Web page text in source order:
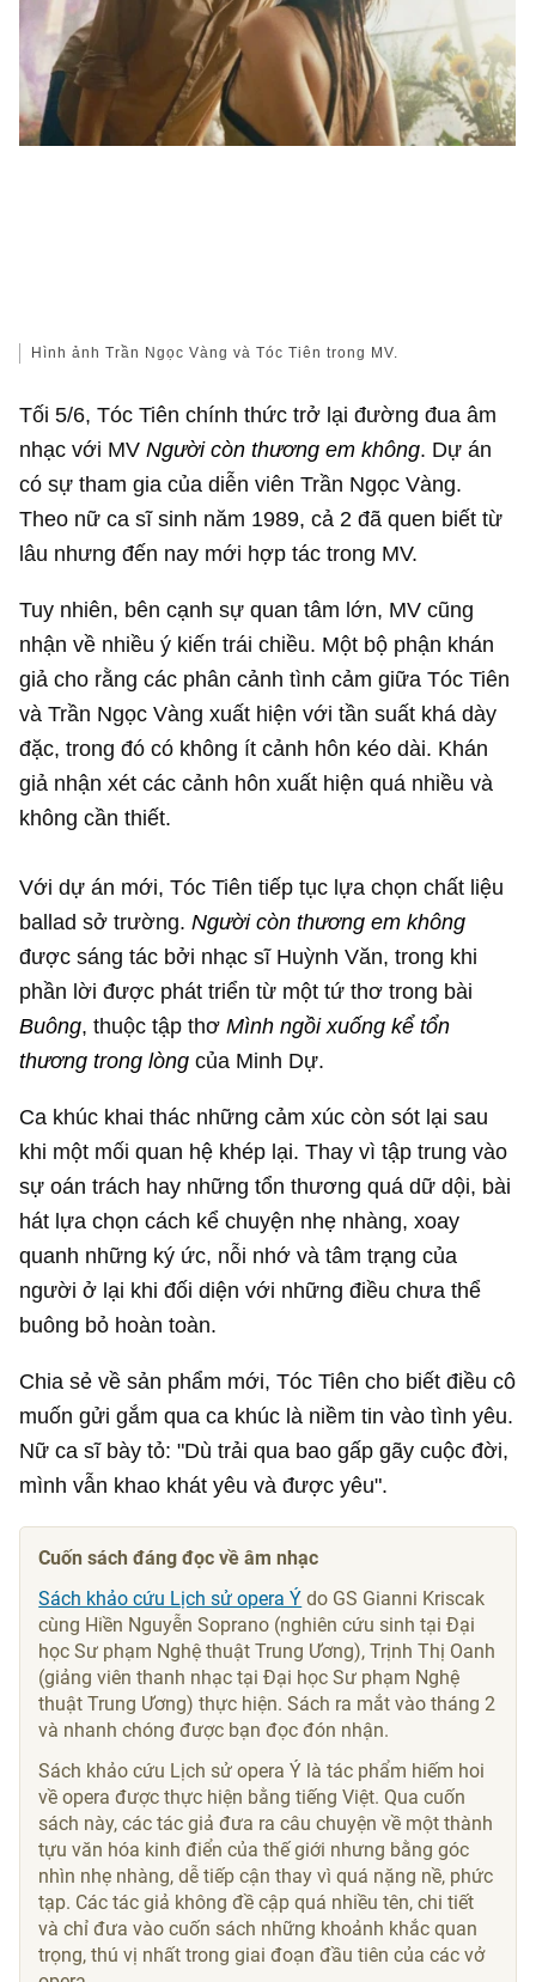
Hình ảnh Trần Ngọc Vàng và Tóc Tiên trong MV.
Tối 5/6, Tóc Tiên chính thức trở lại đường đua âm
nhạc với MVNgười còn thương em không. Dự án
có sự tham gia của diễn viên Trần Ngọc Vàng.
Theo nữ ca sĩ sinh năm 1989, cả 2 đã quen biết từ
lâu nhưng đến nay mới hợp tác trong MV.
Tuy nhiên, bên cạnh sự quan tâm lớn, MV cũng
nhận về nhiều ý kiến trái chiều. Một bộ phận khán
giả cho rằng các phân cảnh tình cảm giữa Tóc Tiên
và Trần Ngọc Vàng xuất hiện với tần suất khá dày
đặc, trong đó có không ít cảnh hôn kéo dài. Khán
giả nhận xét các cảnh hôn xuất hiện quá nhiều và
không cần thiết.
Với dự án mới, Tóc Tiên tiếp tục lựa chọn chất liệu
ballad sở trường.Người còn thương em không
được sáng tác bởi nhạc sĩ Huỳnh Văn, trong khi
phần lời được phát triển từ một tứ thơ trong bài
Buông, thuộc tập thơMình ngồi xuống kể tổn
thương trong lòngcủa Minh Dự.
Ca khúc khai thác những cảm xúc còn sót lại sau
khi một mối quan hệ khép lại. Thay vì tập trung vào
sự oán trách hay những tổn thương quá dữ dội, bài
hát lựa chọn cách kể chuyện nhẹ nhàng, xoay
quanh những ký ức, nỗi nhớ và tâm trạng của
người ở lại khi đối diện với những điều chưa thể
buông bỏ hoàn toàn.
Chia sẻ về sản phẩm mới, Tóc Tiên cho biết điều cô
muốn gửi gắm qua ca khúc là niềm tin vào tình yêu.
Nữ ca sĩ bày tỏ: "Dù trải qua bao gấp gãy cuộc đời,
mình vẫn khao khát yêu và được yêu".
Cuốn sách đáng đọc về âm nhạc
Sách khảo cứu Lịch sử opera Ý do GS Gianni Kriscak
cùng Hiền Nguyễn Soprano (nghiên cứu sinh tại Đại
học Sư phạm Nghệ thuật Trung Ương), Trịnh Thị Oanh
(giảng viên thanh nhạc tại Đại học Sư phạm Nghệ
thuật Trung Ương) thực hiện. Sách ra mắt vào tháng 2
và nhanh chóng được bạn đọc đón nhận.
Sách khảo cứu Lịch sử opera Ý là tác phẩm hiếm hoi
về opera được thực hiện bằng tiếng Việt. Qua cuốn
sách này, các tác giả đưa ra câu chuyện về một thành
tựu văn hóa kinh điển của thế giới nhưng bằng góc
nhìn nhẹ nhàng, dễ tiếp cận thay vì quá nặng nề, phức
tạp. Các tác giả không đề cập quá nhiều tên, chi tiết
và chỉ đưa vào cuốn sách những khoảnh khắc quan
trọng, thú vị nhất trong giai đoạn đầu tiên của các vở